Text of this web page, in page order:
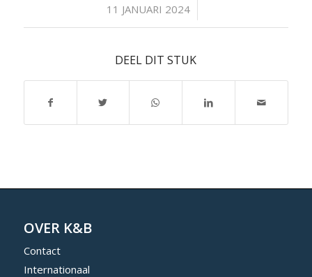
11 JANUARI 2024
/
DEEL DIT STUK
OVER K&B
Contact
Internationaal